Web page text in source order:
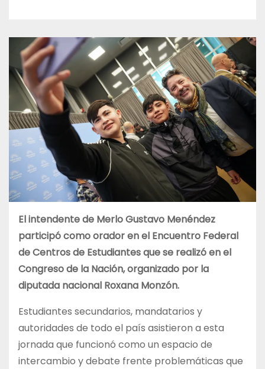
El intendente de Merlo Gustavo Menéndez
participó como orador en el Encuentro Federal
de Centros de Estudiantes que se realizó en el
Congreso de la Nación, organizado por la
diputada nacional Roxana Monzón.
Estudiantes secundarios, mandatarios y
autoridades de todo el país asistieron a esta
jornada que funcionó como un espacio de
intercambio y debate frente problemáticas que